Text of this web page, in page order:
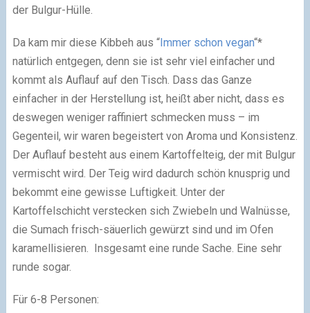
der Bulgur-Hülle.
Da kam mir diese Kibbeh aus “Immer schon vegan“*
natürlich entgegen, denn sie ist sehr viel einfacher und
kommt als Auflauf auf den Tisch. Dass das Ganze
einfacher in der Herstellung ist, heißt aber nicht, dass es
deswegen weniger raffiniert schmecken muss – im
Gegenteil, wir waren begeistert von Aroma und Konsistenz.
Der Auflauf besteht aus einem Kartoffelteig, der mit Bulgur
vermischt wird. Der Teig wird dadurch schön knusprig und
bekommt eine gewisse Luftigkeit. Unter der
Kartoffelschicht verstecken sich Zwiebeln und Walnüsse,
die Sumach frisch-säuerlich gewürzt sind und im Ofen
karamellisieren. Insgesamt eine runde Sache. Eine sehr
runde sogar.
Für 6-8 Personen: